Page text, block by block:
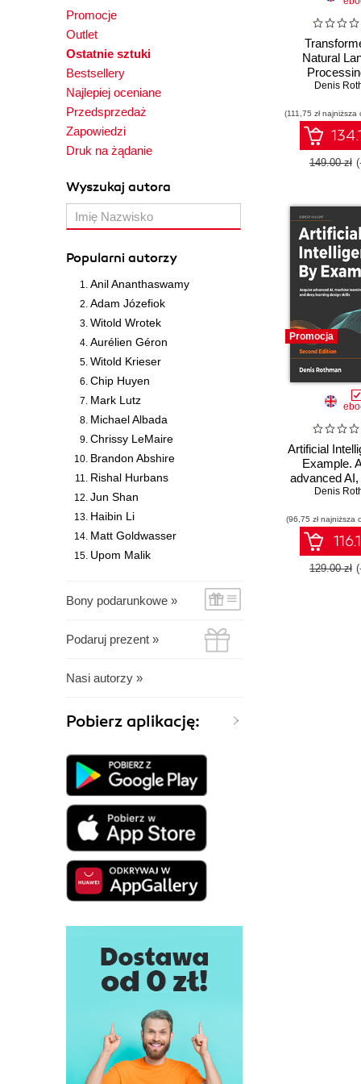
Promocje
Outlet
Ostatnie sztuki
Bestsellery
Najlepiej oceniane
Przedsprzedaż
Zapowiedzi
Druk na żądanie
Wyszukaj autora
Popularni autorzy
Anil Ananthaswamy
Adam Józefiok
Witold Wrotek
Aurélien Géron
Witold Krieser
Chip Huyen
Mark Lutz
Michael Albada
Chrissy LeMaire
Brandon Abshire
Rishal Hurbans
Jun Shan
Haibin Li
Matt Goldwasser
Upom Malik
Bony podarunkowe »
Podaruj prezent »
Nasi autorzy »
Pobierz aplikację:
Natural
Computer
and Large
Models
Face,
4V, and
Denis
(111,75 zł
149.00 zł
Promocja
Artificial
Example.
advanced
learning,
Second
Denis
(96,75 zł najniższa
129.00 zł